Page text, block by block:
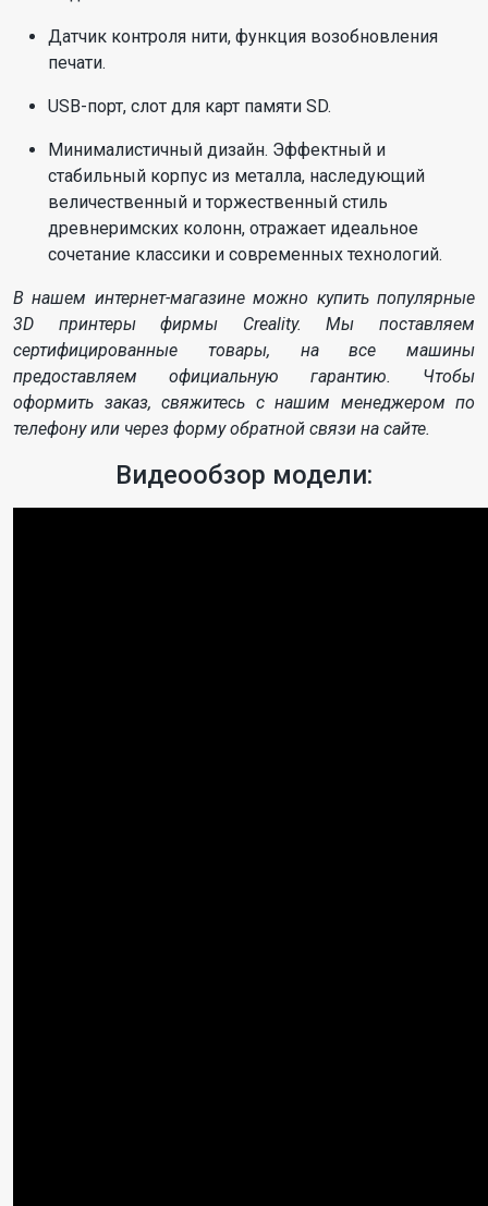
Датчик контроля нити, функция возобновления
печати.
USB-порт, слот для карт памяти SD.
Минималистичный дизайн. Эффектный и
стабильный корпус из металла, наследующий
величественный и торжественный стиль
древнеримских колонн, отражает идеальное
сочетание классики и современных технологий.
В нашем интернет-магазине можно купить популярные
3D принтеры фирмы Сreality. Мы поставляем
сертифицированные товары, на все машины
предоставляем официальную гарантию. Чтобы
оформить заказ, свяжитесь с нашим менеджером по
телефону или через форму обратной связи на сайте.
Видеообзор модели: